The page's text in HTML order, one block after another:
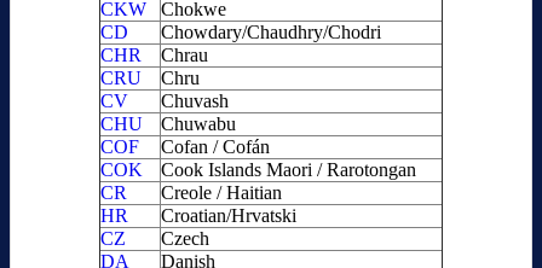
CKW
Chokwe
CD
Chowdary/Chaudhry/Chodri
CHR
Chrau
CRU
Chru
CV
Chuvash
CHU
Chuwabu
COF
Cofan / Cofán
COK
Cook Islands Maori / Rarotongan
CR
Creole / Haitian
HR
Croatian/Hrvatski
CZ
Czech
DA
Danish